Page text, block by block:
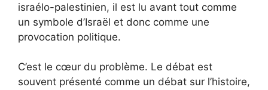
israélo-palestinien, il est lu avant tout comme
un symbole d’Israël et donc comme une
provocation politique.
C’est le cœur du problème. Le débat est
souvent présenté comme un débat sur l’histoire,